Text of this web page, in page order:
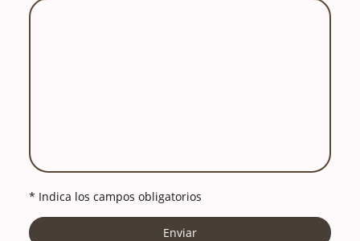
* Indica los campos obligatorios
Enviar